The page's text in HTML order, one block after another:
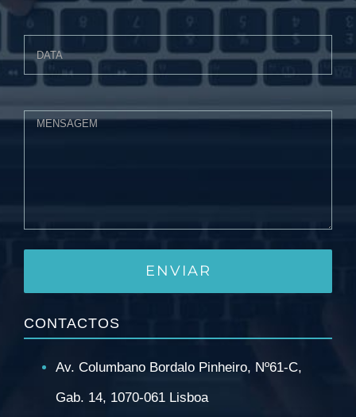
CONTACTOS
Av. Columbano Bordalo Pinheiro, Nº61-C,
Gab. 14, 1070-061 Lisboa